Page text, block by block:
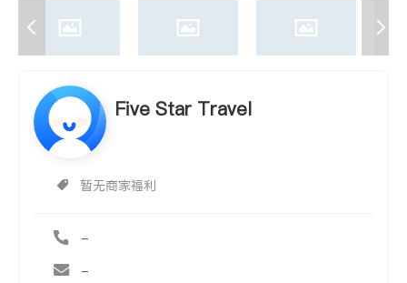
Five Star Travel
暂无商家福利
-
-